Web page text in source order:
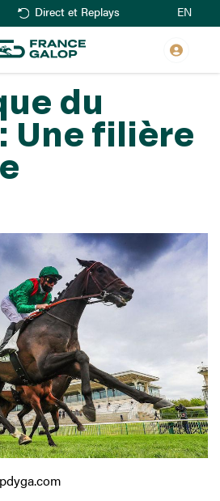
Aller
au
contenu
principal
Direct et Replays EN
du
Une filière